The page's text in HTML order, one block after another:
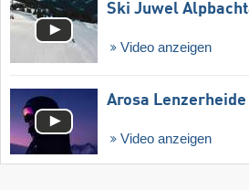
Ski Juwel
Video anzeigen
Arosa Lenzerheide
Video anzeigen